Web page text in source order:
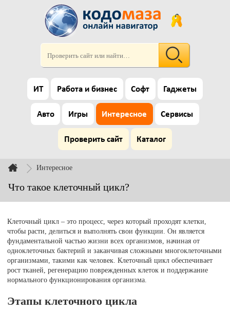
ИТ Работа и бизнес Софт Гаджеты
Авто Игры Интересное Сервисы
Проверить сайт Каталог
Интересное
Что такое клеточный цикл?
Клеточный цикл – это процесс, через который проходят клетки,
чтобы расти, делиться и выполнять свои функции. Он является
фундаментальной частью жизни всех организмов, начиная от
одноклеточных бактерий и заканчивая сложными многоклеточными
организмами, такими как человек. Клеточный цикл обеспечивает
рост тканей, регенерацию поврежденных клеток и поддержание
нормального функционирования организма.
Этапы клеточного цикла